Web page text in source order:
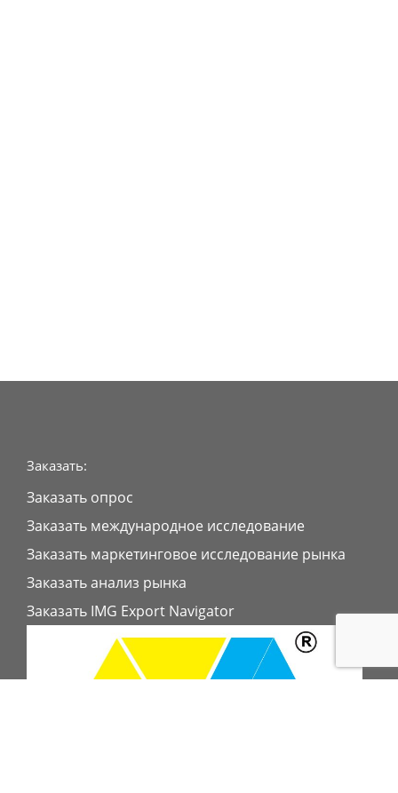
Заказать:
Заказать опрос
Заказать международное исследование
Заказать маркетинговое исследование рынка
Заказать анализ рынка
Заказать IMG Export Navigator